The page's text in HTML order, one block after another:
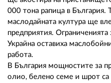
000 тона рапица в България.
маслодайната култура ще
предприятия. Ограниченията
Украйна оставиха
работа.
В България мощностите за
олио, белено семе и шрот са